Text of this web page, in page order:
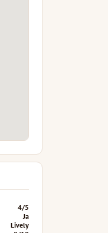
4/5
Ja
Lively